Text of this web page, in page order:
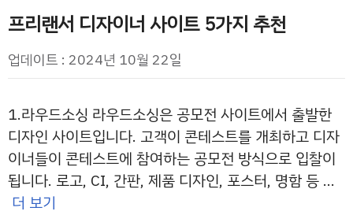
프리랜서 디자이너 사이트 5가지 추천
업데이트 : 2024년 10월 22일
1.라우드소싱 라우드소싱은 공모전 사이트에서 출발한
디자인 사이트입니다. 고객이 콘테스트를 개최하고 디자
이너들이 콘테스트에 참여하는 공모전 방식으로 입찰이
됩니다. 로고, CI, 간판, 제품 디자인, 포스터, 명함 등 …
더 보기